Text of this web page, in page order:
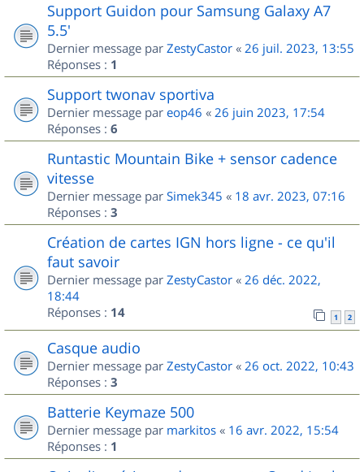
Support Guidon pour Samsung Galaxy A7
5.5'
Dernier message par ZestyCastor « 26 juil. 2023, 13:55
Réponses : 1
Support twonav sportiva
Dernier message par eop46 « 26 juin 2023, 17:54
Réponses : 6
Runtastic Mountain Bike + sensor cadence
vitesse
Dernier message par Simek345 « 18 avr. 2023, 07:16
Réponses : 3
Création de cartes IGN hors ligne - ce qu'il
faut savoir
Dernier message par ZestyCastor « 26 déc. 2022,
18:44
Réponses : 14 1 2
Casque audio
Dernier message par ZestyCastor « 26 oct. 2022, 10:43
Réponses : 3
Batterie Keymaze 500
Dernier message par markitos « 16 avr. 2022, 15:54
Réponses : 1